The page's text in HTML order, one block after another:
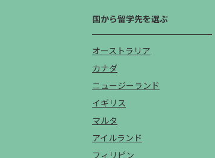
国から留学先を選ぶ
オーストラリア
カナダ
ニュージーランド
イギリス
マルタ
アイルランド
フィリピン